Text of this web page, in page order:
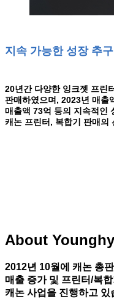
지속 가능한 성장 추구
20년간 다양한 잉크젯 프린
판매하였으며, 2023년 매출
매출액 73억 등의 지속적인
캐논 프린터, 복합기 판매의
About
2012년 10월에 캐논 총
매출 증가 및 프린터/복
캐논 사업을 진행하고 있